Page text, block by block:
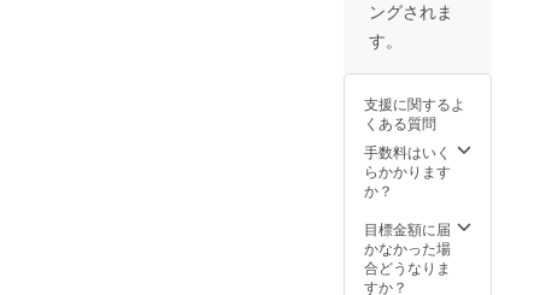
ングされま
す。
支援に関するよ
くある質問
手数料はいく
らかかります
か？
目標金額に届
かなかった場
合どうなりま
すか？